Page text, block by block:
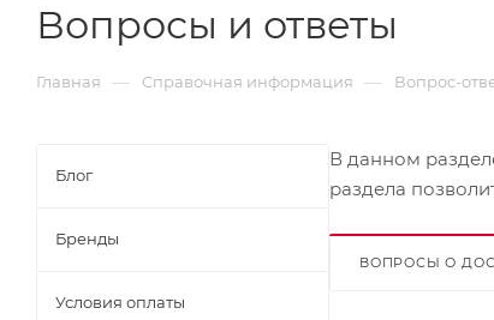
Вопросы и ответы
Главная — Справочная информация — Вопрос-
В данном
раздела
ВОПРОСЫ О
Блог
Бренды
Условия оплаты